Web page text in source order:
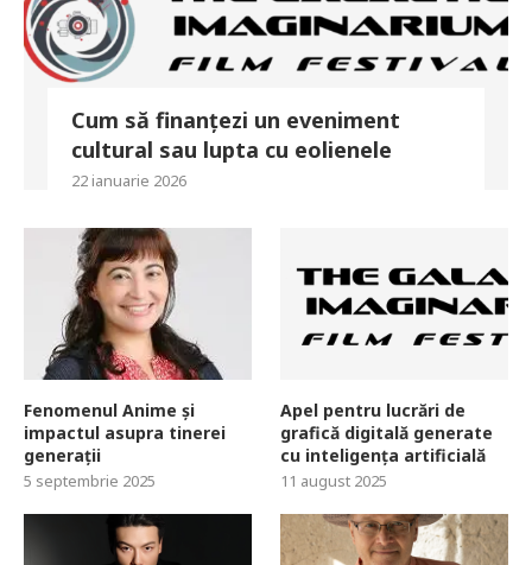
Cum să finanțezi un eveniment
cultural sau lupta cu eolienele
22 ianuarie 2026
Fenomenul Anime și
impactul asupra tinerei
generații
5 septembrie 2025
Apel pentru lucrări de
grafică digitală generate
cu inteligența artificială
11 august 2025